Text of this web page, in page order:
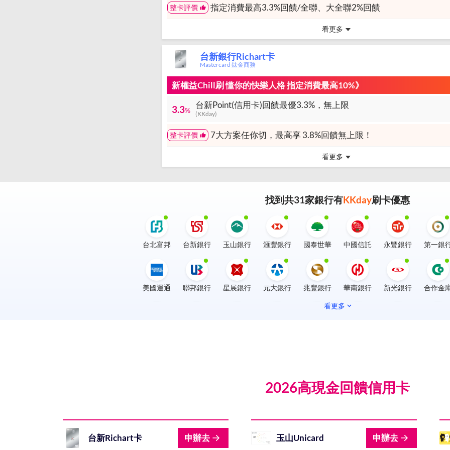
整卡評價 指定消費最高3.3%回饋/全聯、大全聯2%回饋
看更多
台新銀行Richart卡
Mastercard 鈦金商務
新權益Chill刷 懂你的快樂人格 指定消費最高10%》
3.3% 台新Point(信用卡)回饋最優3.3%，無上限
(KKday)
整卡評價 7大方案任你切，最高享 3.8%回饋無上限！
看更多
找到共31家銀行有KKday刷卡優惠
台北富邦 台新銀行 玉山銀行 滙豐銀行 國泰世華 中國信託 永豐銀行 第一銀
美國運通 聯邦銀行 星展銀行 元大銀行 兆豐銀行 華南銀行 新光銀行 合作金
看更多
2026高現金回饋信用卡
台新Richart卡 申辦去 玉山Unicard 申辦去